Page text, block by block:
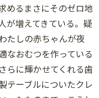
めるまさにそのゼロ地
が増えてきている。疑
たしの赤ちゃんが夜
なおむつを作っている
らに輝かせてくれる歯
テーブルについたクレ